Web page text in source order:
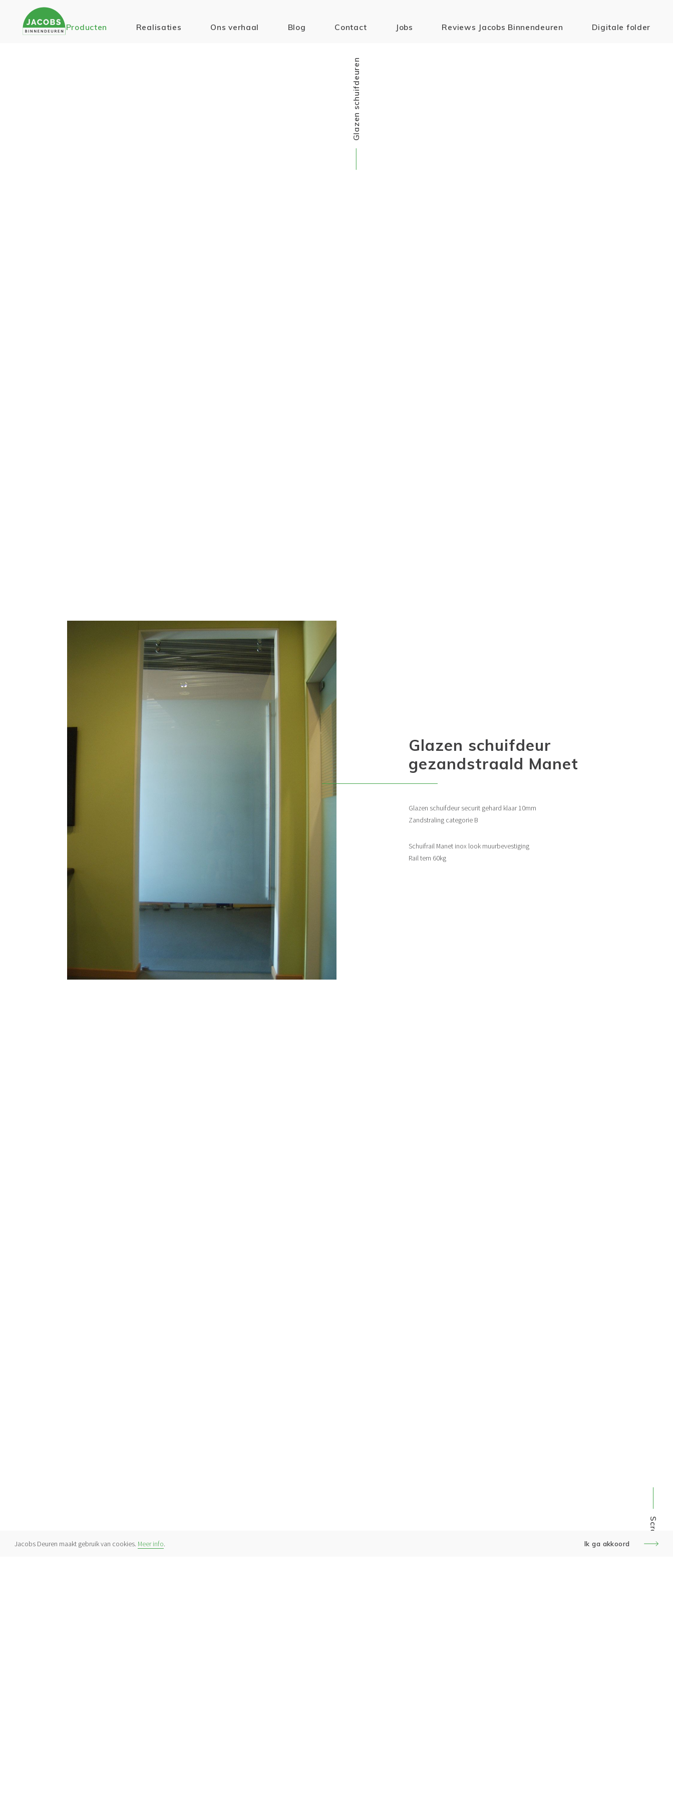
Jacobs Deuren maakt gebruik van cookies. Meer info. Ik ga akkoord
Producten Realisaties Ons verhaal Blog Contact Jobs Reviews Jacobs Binnendeuren Digitale folder
Glazen schuifdeuren
Scroll
Glazen schuifdeur
gezandstraald Manet
Glazen schuifdeur securit gehard klaar 10mm
Zandstraling categorie B
Schuifrail Manet inox look muurbevestiging
Rail tem 60kg